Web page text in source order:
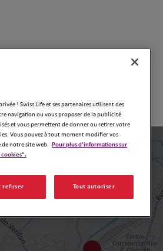
! Swiss Life et ses partenaires utilisent des
navigation ou vous proposer de la publicité
et vous permettent de donner ou retirer votre
Vous pouvez à tout moment modifier vos
de notre site web. Pour plus d'informations sur
cookies".
refuser Tout autoriser